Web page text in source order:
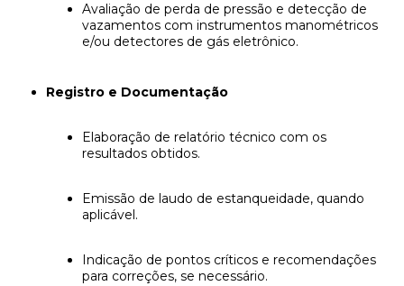
Avaliação de perda de pressão e detecção de
vazamentos com instrumentos manométricos
e/ou detectores de gás eletrônico.
Registro e Documentação
Elaboração de relatório técnico com os
resultados obtidos.
Emissão de laudo de estanqueidade, quando
aplicável.
Indicação de pontos críticos e recomendações
para correções, se necessário.